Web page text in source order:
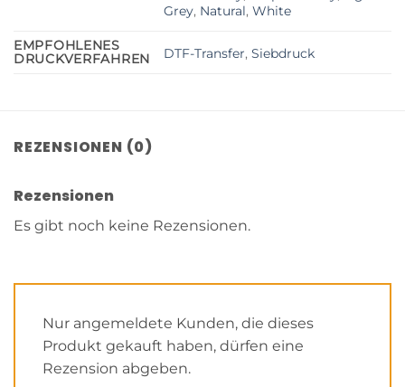
Grey, Natural,White
EMPFOHLENES
DRUCKVERFAHREN
DTF-Transfer,Siebdruck
REZENSIONEN (0)
Rezensionen
Es gibt noch keine Rezensionen.
Nur angemeldete Kunden, die dieses
Produkt gekauft haben, dürfen eine
Rezension abgeben.